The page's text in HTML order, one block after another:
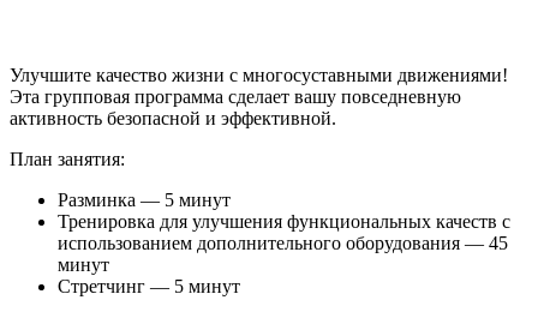
Улучшите качество жизни с многосуставными движениями!
Эта групповая программа сделает вашу повседневную
активность безопасной и эффективной.
План занятия:
Разминка — 5 минут
Тренировка для улучшения функциональных качеств с
использованием дополнительного оборудования — 45
минут
Стретчинг — 5 минут